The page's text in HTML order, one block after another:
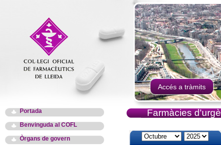
Accés a tràmits
Portada
Benvinguda al COFL
Òrgans de govern
Farmàcies